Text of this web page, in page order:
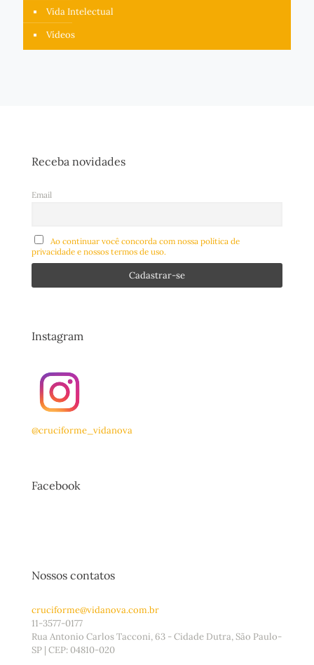
Vida Intelectual
Vídeos
Receba novidades
Email
Ao continuar você concorda com nossa política de
privacidade e nossos termos de uso.
Instagram
@cruciforme_vidanova
Facebook
Nossos contatos
cruciforme@vidanova.com.br
11-3577-0177
Rua Antonio Carlos Tacconi, 63 - Cidade Dutra, São Paulo-
SP | CEP: 04810-020